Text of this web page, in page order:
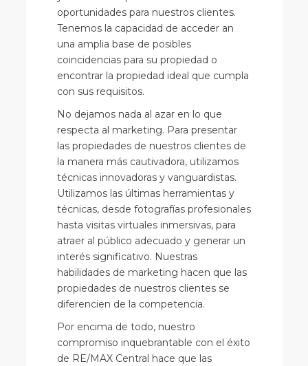
oportunidades para nuestros clientes.
Tenemos la capacidad de acceder an
una amplia base de posibles
coincidencias para su propiedad o
encontrar la propiedad ideal que cumpla
con sus requisitos.
No dejamos nada al azar en lo que
respecta al marketing. Para presentar
las propiedades de nuestros clientes de
la manera más cautivadora, utilizamos
técnicas innovadoras y vanguardistas.
Utilizamos las últimas herramientas y
técnicas, desde fotografías profesionales
hasta visitas virtuales inmersivas, para
atraer al público adecuado y generar un
interés significativo. Nuestras
habilidades de marketing hacen que las
propiedades de nuestros clientes se
diferencien de la competencia.
Por encima de todo, nuestro
compromiso inquebrantable con el éxito
de RE/MAX Central hace que las